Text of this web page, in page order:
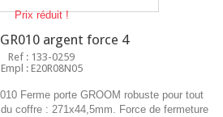
Prix réduit !
argent force 4
Ref : 133-0259
Empl : E20R08N05
Ferme porte GROOM robuste pour tout
coffre : 271x44,5mm. Force de fermeture